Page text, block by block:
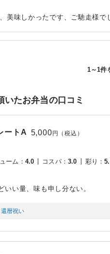
美味しかったです、ご馳走様で
還暦祝い
1～1件
いたお弁当の口コミ
ートA 5,000 円（税込）
ーム ： 4.0 コスパ： 3.0 彩り ：
いい量、味も申し分ない。
還暦祝い